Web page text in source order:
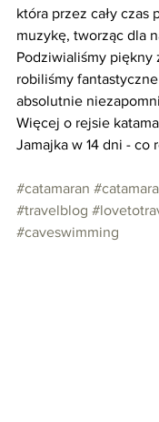
która przez cały czas
muzykę, tworząc dla
Podziwialiśmy piękny
robiliśmy
absolutnie
Więcej o rejsie
Jamajka w 14 dni - co
#catamaran
#travelblog
#caveswimming